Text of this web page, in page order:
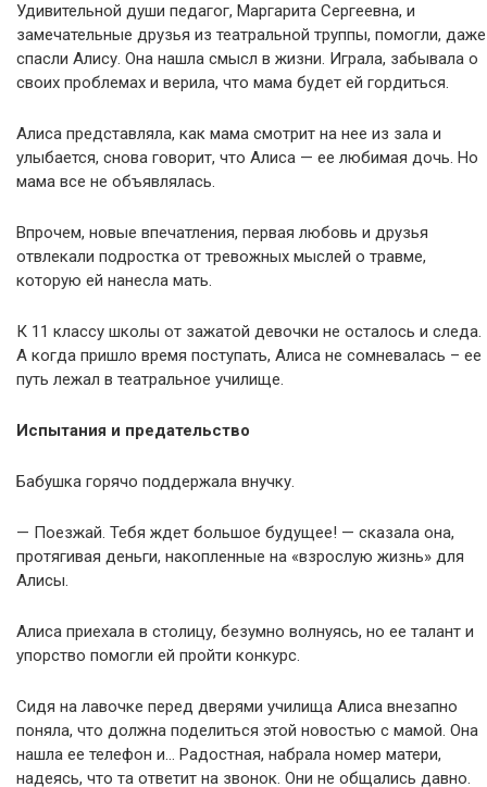
Удивительной души педагог, Маргарита Сергеевна, и
замечательные друзья из театральной труппы, помогли, даже
спасли Алису. Она нашла смысл в жизни. Играла, забывала о
своих проблемах и верила, что мама будет ей гордиться.
Алиса представляла, как мама смотрит на нее из зала и
улыбается, снова говорит, что Алиса — ее любимая дочь. Но
мама все не объявлялась.
Впрочем, новые впечатления, первая любовь и друзья
отвлекали подростка от тревожных мыслей о травме,
которую ей нанесла мать.
К 11 классу школы от зажатой девочки не осталось и следа.
А когда пришло время поступать, Алиса не сомневалась – ее
путь лежал в театральное училище.
Испытания и предательство
Бабушка горячо поддержала внучку.
— Поезжай. Тебя ждет большое будущее! — сказала она,
протягивая деньги, накопленные на «взрослую жизнь» для
Алисы.
Алиса приехала в столицу, безумно волнуясь, но ее талант и
упорство помогли ей пройти конкурс.
Сидя на лавочке перед дверями училища Алиса внезапно
поняла, что должна поделиться этой новостью с мамой. Она
нашла ее телефон и… Радостная, набрала номер матери,
надеясь, что та ответит на звонок. Они не общались давно.